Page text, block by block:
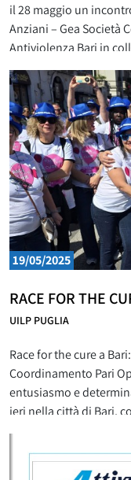
il 28 maggio un
Anziani – Gea Società
Antiviolenza Bari in
Diritti degli Anziani e
riflessione e confronto
19/05/2025
RACE FOR THE
UILP PUGLIA
Race for the cure a
Coordinamento Pari
entusiasmo e
ieri nella città di Bari,
della nostra regione,
concreto di